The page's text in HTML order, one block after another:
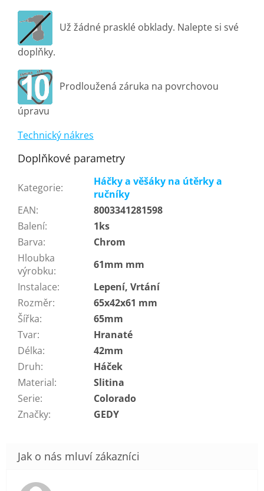
Už žádné prasklé obklady. Nalepte si své
doplňky.
Prodloužená záruka na povrchovou
úpravu
Technický nákres
Doplňkové parametry
Kategorie:
Háčky a věšáky na útěrky a
ručníky
EAN:
8003341281598
Balení:
1ks
Barva:
Chrom
Hloubka
výrobku:
61mm mm
Instalace:
Lepení, Vrtání
Rozměr:
65x42x61 mm
Šířka:
65mm
Tvar:
Hranaté
Délka:
42mm
Druh:
Háček
Material:
Slitina
Serie:
Colorado
Značky: GEDY